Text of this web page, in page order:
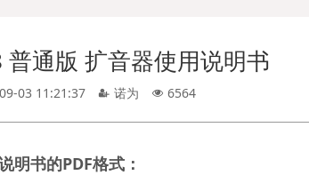
普通版 扩音器使用说明书
03 11:21:37 诺为 6564
明书的PDF格式：